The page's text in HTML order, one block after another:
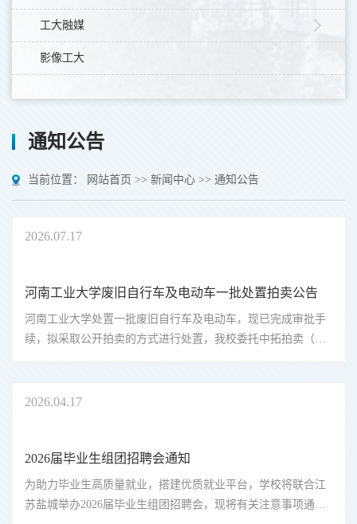
工大融媒
影像工大
通知公告
当前位置： 网站首页 >> 新闻中心 >> 通知公告
07.17
2026
河南工业大学废旧自行车及电动车一批处置拍卖公告
河南工业大学处置一批废旧自行车及电动车，现已完成审批手
续，拟采取公开拍卖的方式进行处置，我校委托中拓拍卖（河
10:30（延时除外），公开...
04.17
2026
2026届毕业生组团招聘会通知
为助力毕业生高质量就业，搭建优质就业平台，学校将联合江
苏盐城举办2026届毕业生组团招聘会，现将有关注意事项通知